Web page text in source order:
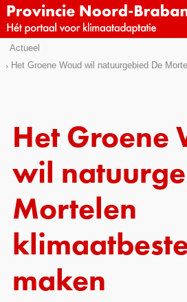
Sla
links
naar
menu
Direct
de
inhoud
Actueel
Het Groene Woud wil natuurgebied De
Het Groene
wil
Mortelen
maken
Monitoring